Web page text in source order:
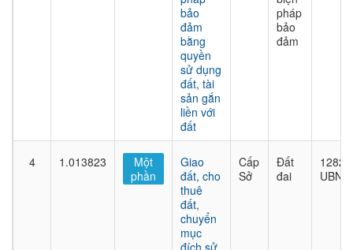
bảo
đảm
bằng
quyền
sử dụng
đất, tài
sản gắn
liền với
đất
pháp
bảo
đảm
4 1.013823
Một
phần
Giao
đất, cho
thuê
đất,
chuyển
mục
đích sử
Cấp
Sở
Đất
đai
1282/
UBND